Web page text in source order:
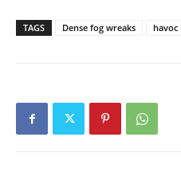
TAGS Dense fog wreaks havoc